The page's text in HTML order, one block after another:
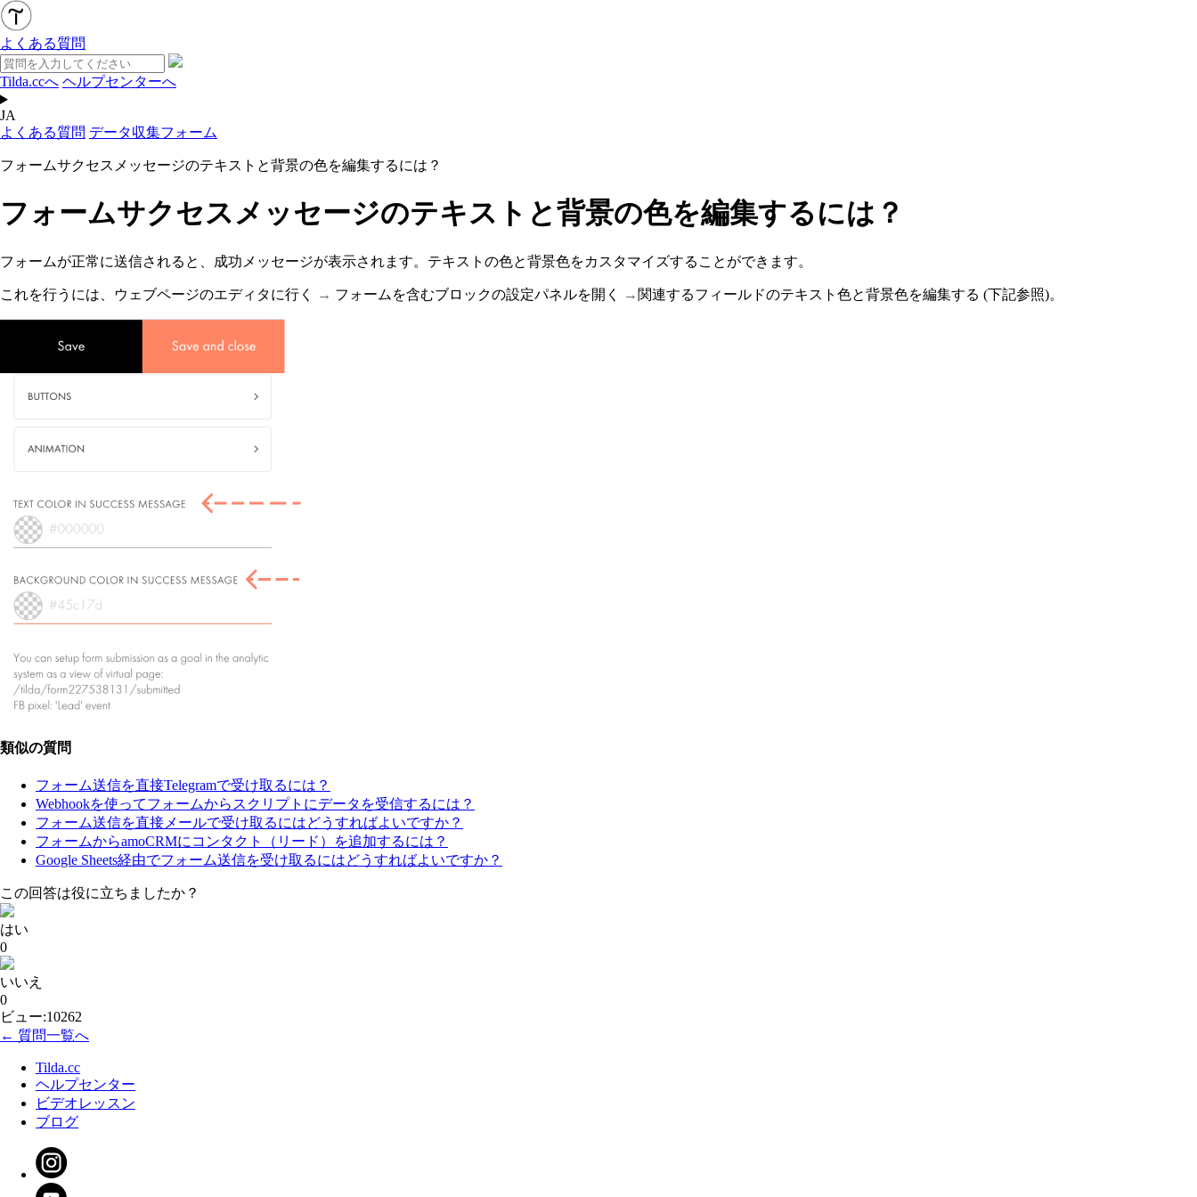
よくある質問
Tilda.ccへ ヘルプセンターへ
JA
よくある質問 データ収集フォーム
フォームサクセスメッセージのテキストと背景の色を編集するには？
フォームサクセスメッセージのテキストと背景の色を編集するには？
フォームが正常に送信されると、成功メッセージが表示されます。テキストの色と背景色をカスタマイズすることができます。
これを行うには、 ウェブページのエディタに行く → フォームを含むブロックの設定パネルを開く → 関連するフィールドのテキスト色と背景色を編集する (下記参照)。
類似の質問
フォーム送信を直接Telegramで受け取るには？
Webhookを使ってフォームからスクリプトにデータを受信するには？
フォーム送信を直接メールで受け取るにはどうすればよいですか？
フォームからamoCRMにコンタクト（リード）を追加するには？
Google Sheets経由でフォーム送信を受け取るにはどうすればよいですか？
この回答は役に立ちましたか？
はい
0
いいえ
0
ビュー:10262
← 質問一覧へ
Tilda.cc
ヘルプセンター
ビデオレッスン
ブログ